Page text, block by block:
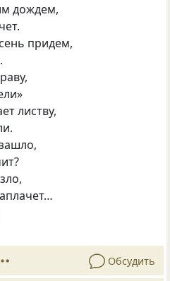
дождем,
придем,
листву,
Обсудить